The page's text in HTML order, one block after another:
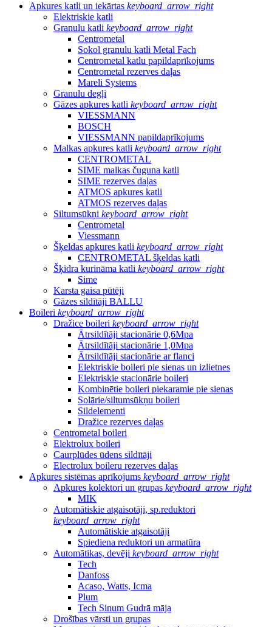
Apkures katli un iekārtas keyboard_arrow_right
Elektriskie katli
Granulu katli keyboard_arrow_right
Centrometal
Sokol granulu katli Metal Fach
Centrometal katlu papildaprīkojums
Centrometal rezerves daļas
Mareli Systems
Granulu degļi
Gāzes apkures katli keyboard_arrow_right
VIESSMANN
BOSCH
VIESSMANN papildaprīkojums
Malkas apkures katli keyboard_arrow_right
CENTROMETAL
SIME malkas čuguna katli
SIME rezerves daļas
ATMOS apkures katli
ATMOS rezerves daļas
Siltumsūkņi keyboard_arrow_right
Centrometal
Viessmann
Šķeldas apkures katli keyboard_arrow_right
CENTROMETAL šķeldas katli
Šķidra kurināma katli keyboard_arrow_right
Sime
Karsta gaisa pūtēji
Gāzes sildītāji BALLU
Boileri keyboard_arrow_right
Dražice boileri keyboard_arrow_right
Ātrsildītāji stacionārie 0,6Mpa
Ātrsildītāji stacionārie 1,0Mpa
Ātrsildītāji stacionārie ar flanci
Elektriskie boileri pie sienas un izlietnes
Elektriskie stacionārie boileri
Kombinētie boileri piekaramie pie sienas
Solārie/siltumsūkņu boileri
Sildelementi
Dražice rezerves daļas
Centrometal boileri
Elektrolux boileri
Caurplūdes ūdens sildītāji
Electrolux boileru rezerves daļas
Apkures sistēmas aprīkojums keyboard_arrow_right
Apkures kolektori un grupas keyboard_arrow_right
MIK
Automātiskie atgaisotāji, sp.reduktori
keyboard_arrow_right
Automātiskie atgaisotāji
Spiediena reduktori un armatūra
Automātikas, devēji keyboard_arrow_right
Tech
Danfoss
Acaso, Watts, Icma
Plum
Tech Sinum Gudrā māja
Drošības vārsti un grupas